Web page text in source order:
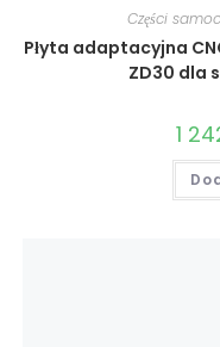
Części
Płyta adaptacyjna
ZD30 dla
1